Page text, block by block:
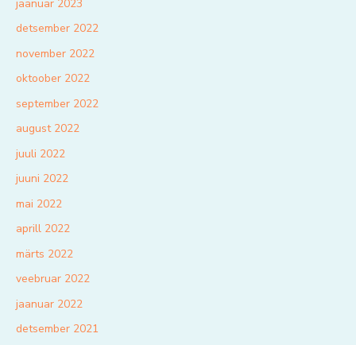
jaanuar 2023
detsember 2022
november 2022
oktoober 2022
september 2022
august 2022
juuli 2022
juuni 2022
mai 2022
aprill 2022
märts 2022
veebruar 2022
jaanuar 2022
detsember 2021